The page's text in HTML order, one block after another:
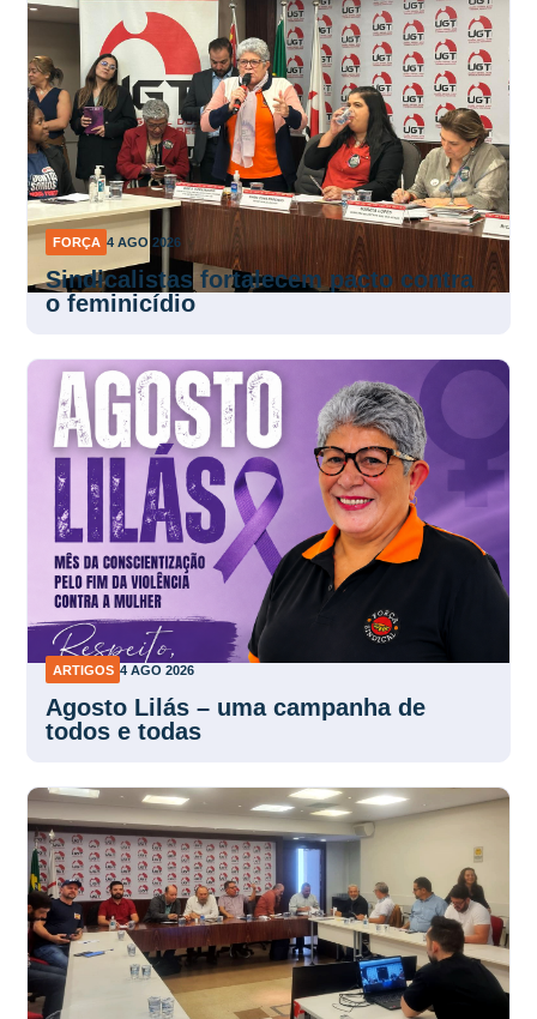
FORÇA 4 AGO 2026
Sindicalistas fortalecem pacto contra
o feminicídio
ARTIGOS 4 AGO 2026
Agosto Lilás – uma campanha de
todos e todas